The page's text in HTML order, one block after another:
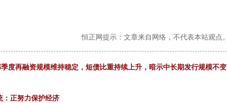
恒正网提示：文章来自网络，不代表本站观点。
度再融资规模维持稳定，短债比重持续上升，暗示中长期发行规模不变
：正努力保护经济